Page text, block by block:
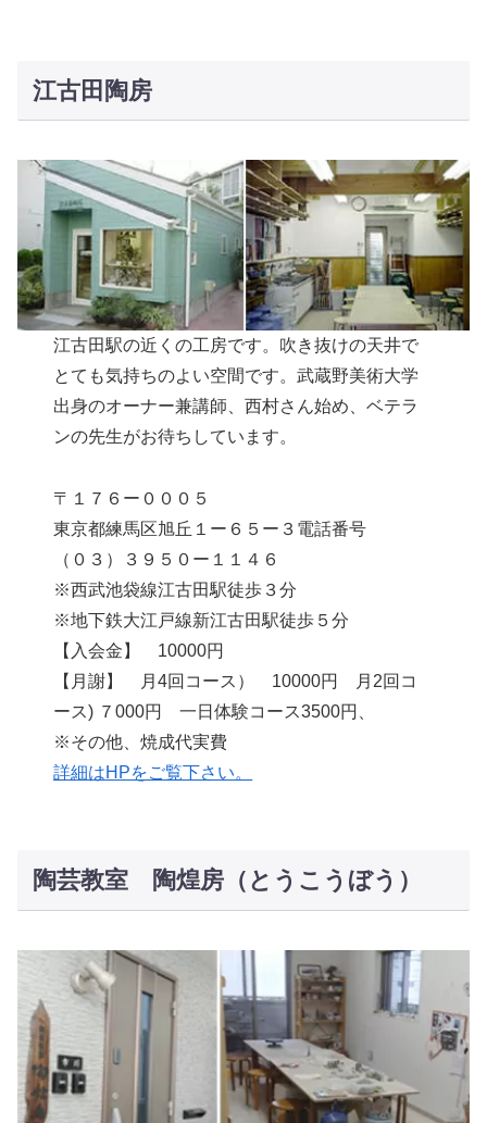
江古田陶房
江古田駅の近くの工房です。吹き抜けの天井で
とても気持ちのよい空間です。武蔵野美術大学
出身のオーナー兼講師、西村さん始め、ベテラ
ンの先生がお待ちしています。
〒１７６ー０００５
東京都練馬区旭丘１ー６５ー３電話番号
（０３）３９５０ー１１４６
※西武池袋線江古田駅徒歩３分
※地下鉄大江戸線新江古田駅徒歩５分
【入会金】 10000円
【月謝】 月4回コース） 10000円 月2回コ
ース) ７000円 一日体験コース3500円、
※その他、焼成代実費
詳細はHPをご覧下さい。
陶芸教室 陶煌房（とうこうぼう）